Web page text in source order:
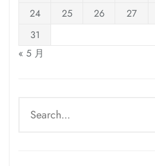
24
25 26 27
31
« 5 月